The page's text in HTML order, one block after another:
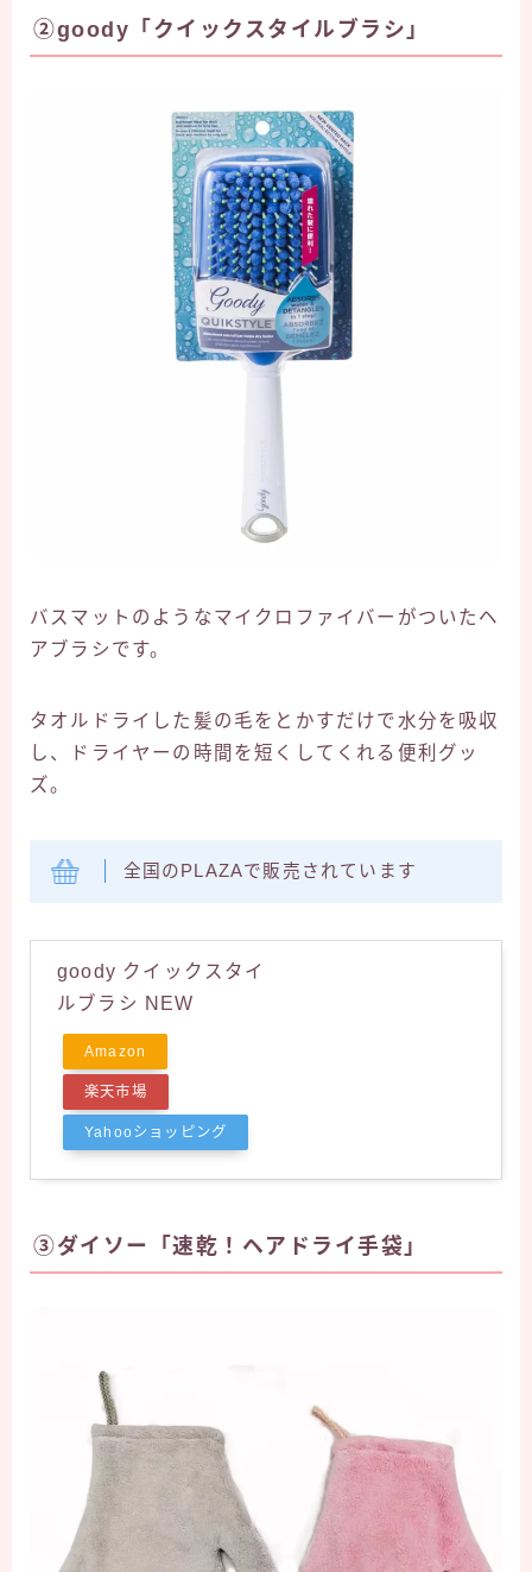
②goody「クイックスタイルブラシ」
バスマットのようなマイクロファイバーがついたヘ
アブラシです。
タオルドライした髪の毛をとかすだけで水分を吸収
し、ドライヤーの時間を短くしてくれる便利グッ
ズ。
全国のPLAZAで販売されています
goody クイックスタイ
ルブラシ NEW
Amazon
楽天市場
Yahooショッピング
③ダイソー「速乾！ヘアドライ手袋」